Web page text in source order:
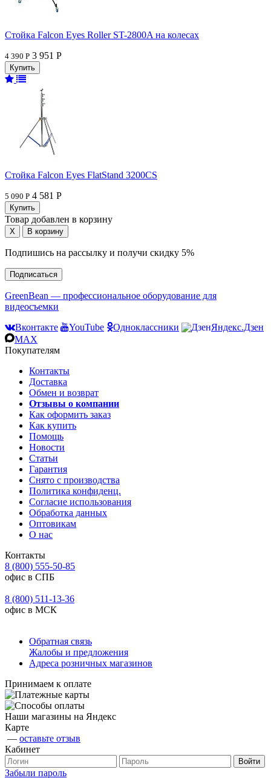
Стойка Falcon Eyes Roller ST-2800A на колесах
4 390 Р 3 951 Р
Стойка Falcon Eyes FlatStand 3200CS
5 090 Р 4 581 Р
Товар добавлен в корзину
Подпишись на рассылку и получи скидку 5%
Подписаться
GreenBean — профессиональное оборудование для
видеосъемки
Вконтакте
YouTube Одноклассники
Яндекс.Дзен
MAX
Покупателям
Контакты
Доставка
Обмен и возврат
Отзывы о компании
Как оформить заказ
Как купить
Помощь
Новости
Статьи
Гарантия
Снято с производства
Политика конфиденц.
Согласие использования
Обработка данных
Оптовикам
О нас
Контакты
8 (800) 555-50-85
офис в СПБ
8 (800) 511-13-36
офис в МСК
Обратная связь
Жалобы и предложения
Адреса розничных магазинов
Принимаем к оплате
Наши магазины на Яндекс
Карте
— оставьте отзыв
Кабинет
Забыли пароль